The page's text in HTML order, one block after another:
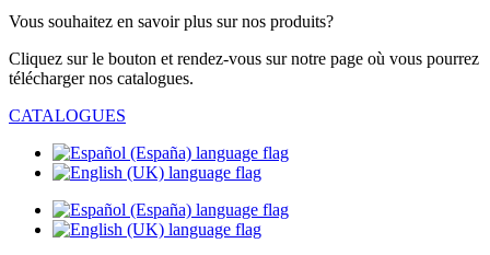
Vous souhaitez en savoir plus sur nos produits?
Cliquez sur le bouton et rendez-vous sur notre page où vous pourrez
télécharger nos catalogues.
CATALOGUES